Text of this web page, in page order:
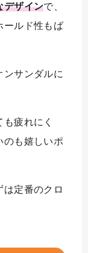
デザインで、
ールド性もば
ンサンダルに
疲れにく
のも嬉しいポ
は定番のクロ